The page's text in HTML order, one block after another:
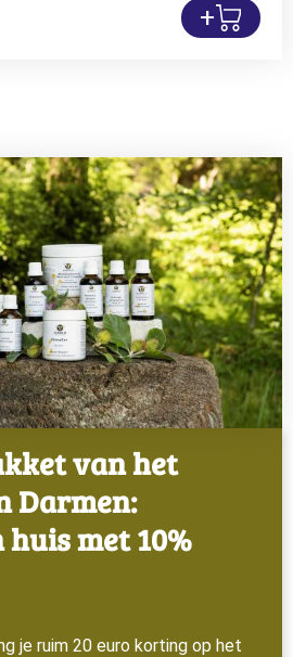
+
van het
Darmen:
met 10%
je ruim 20 euro korting op het